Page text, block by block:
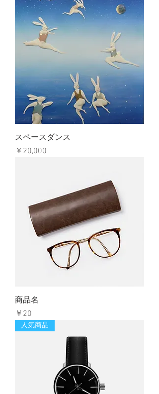
スペースダンス
価格
￥20,000
商品名
価格
￥20
人気商品